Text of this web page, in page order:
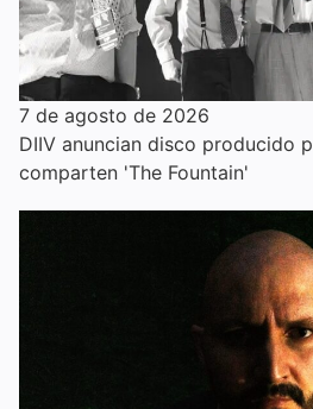
7 de agosto de 2026
DIIV anuncian disco producido
comparten 'The Fountain'